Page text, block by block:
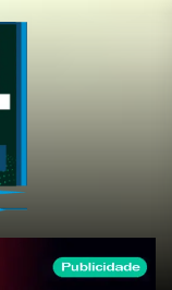
Jornal
do
Rio
de